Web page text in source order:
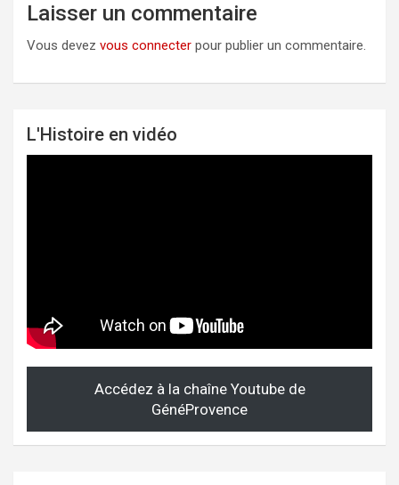
Laisser un commentaire
Vous devez vous connecter pour publier un commentaire.
L'Histoire en vidéo
Accédez à la chaîne Youtube de
GénéProvence